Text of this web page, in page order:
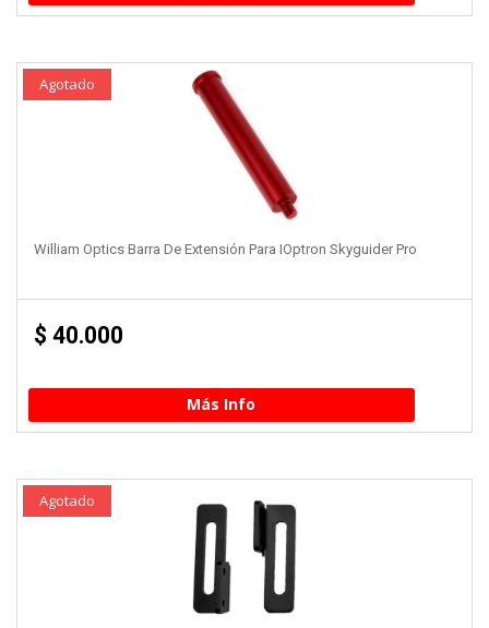
Agotado
William Optics Barra De Extensión Para IOptron Skyguider Pro
$ 40.000
Más Info
Agotado